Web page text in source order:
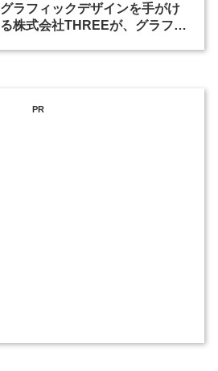
グラフィックデザインを手がけ
る株式会社THREEが、グラフィ
PR